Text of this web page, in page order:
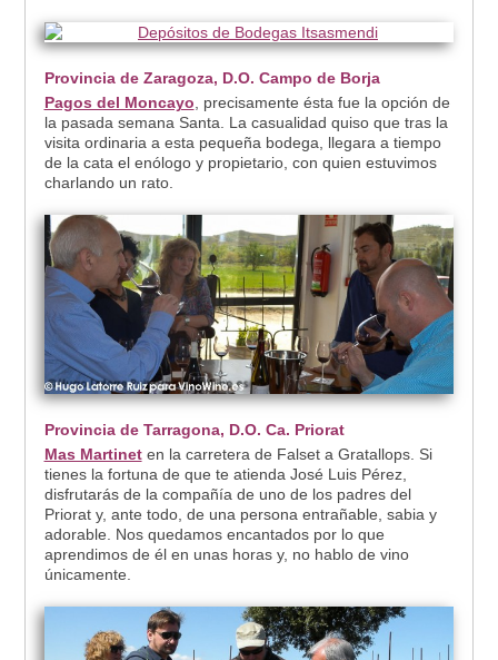
Provincia de Zaragoza, D.O. Campo de Borja
Pagos del Moncayo , precisamente ésta fue la opción de
la pasada semana Santa. La casualidad quiso que tras la
visita ordinaria a esta pequeña bodega, llegara a tiempo
de la cata el enólogo y propietario, con quien estuvimos
charlando un rato.
Provincia de Tarragona, D.O. Ca. Priorat
Mas Martineten la carretera de Falset a Gratallops. Si
tienes la fortuna de que te atienda José Luis Pérez,
disfrutarás de la compañía de uno de los padres del
Priorat y, ante todo, de una persona entrañable, sabia y
adorable. Nos quedamos encantados por lo que
aprendimos de él en unas horas y, no hablo de vino
únicamente.